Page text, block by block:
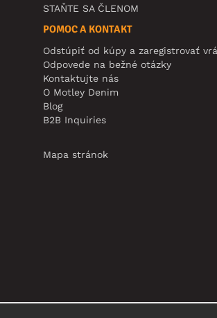
STAŇTE SA ČLENOM
POMOC A KONTAKT
Odstúpiť od kúpy a zaregistrovať
Odpovede na bežné otázky
Kontaktujte nás
O Motley Denim
Blog
B2B Inquiries
Mapa stránok